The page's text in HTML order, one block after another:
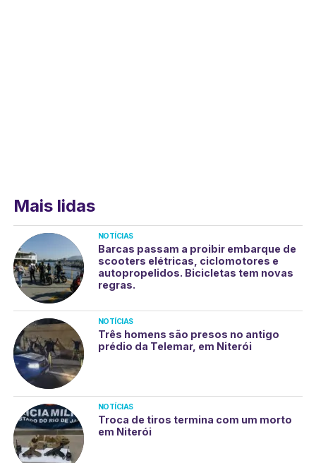
Mais lidas
NOTÍCIAS
Barcas passam a proibir embarque de
scooters elétricas, ciclomotores e
autopropelidos. Bicicletas tem novas
regras.
NOTÍCIAS
Três homens são presos no antigo
prédio da Telemar, em Niterói
NOTÍCIAS
Troca de tiros termina com um morto
em Niterói